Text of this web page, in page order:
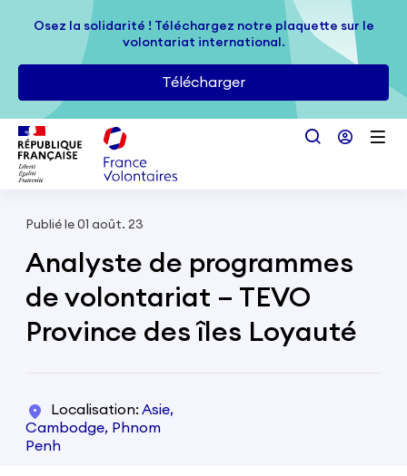
Passer au contenu principal
Osez la solidarité ! Téléchargez notre plaquette sur le
volontariat international.
Télécharger
Osez la solidarité ! Téléchargez notre plaquette sur le
volontariat international.
Télécharger
Publié le 01 août. 23
Analyste de programmes
de volontariat – TEVO
Province des îles Loyauté
Localisation Asie,
Cambodge, Phnom
Penh